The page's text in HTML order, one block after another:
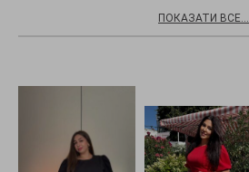
ПОКАЗАТИ ВСЕ...